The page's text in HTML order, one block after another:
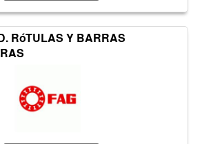
RóTULAS Y BARRAS